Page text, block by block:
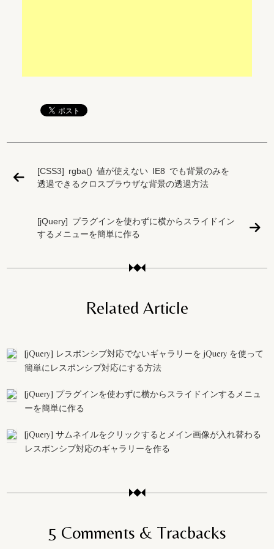
[CSS3] rgba() 値が使えない IE8 でも背景のみを
透過できるクロスブラウザな背景の透過方法
[jQuery] プラグインを使わずに横からスライドイン
するメニューを簡単に作る
Related Article
[jQuery] レスポンシブ対応でないギャラリーを jQuery を使って
簡単にレスポンシブ対応にする方法
[jQuery] プラグインを使わずに横からスライドインするメニュ
ーを簡単に作る
[jQuery] サムネイルをクリックするとメイン画像が入れ替わる
レスポンシブ対応のギャラリーを作る
5 Comments & Tracbacks